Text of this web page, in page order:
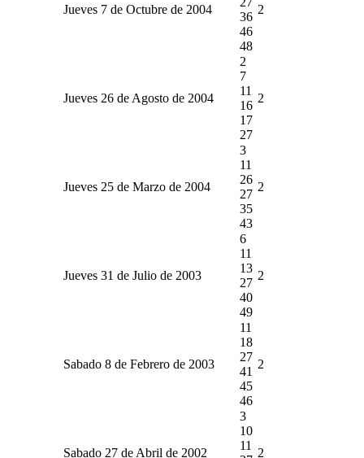
Jueves 7 de Octubre de 2004
36
46
48
2
Jueves 26 de Agosto de 2004
2
7
11
16
17
27
2
Jueves 25 de Marzo de 2004
3
11
26
27
35
43
2
Jueves 31 de Julio de 2003
6
11
13
27
40
49
2
Sabado 8 de Febrero de 2003
11
18
27
41
45
46
2
Sabado 27 de Abril de 2002
3
10
11
2